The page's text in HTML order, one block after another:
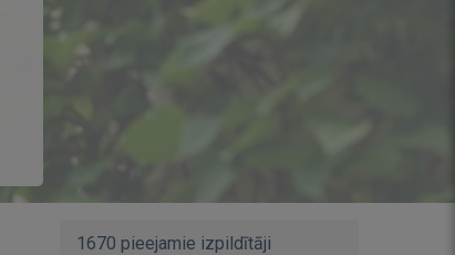
1670 pieejamie izpildītāji